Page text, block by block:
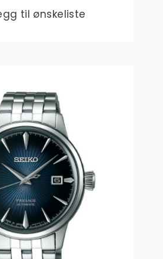
til ønskeliste